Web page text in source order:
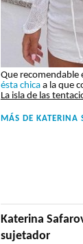
Que recomendable
ésta chicaa la que
La isla de las
MÁS DE KATERINA
Katerina
sujetador